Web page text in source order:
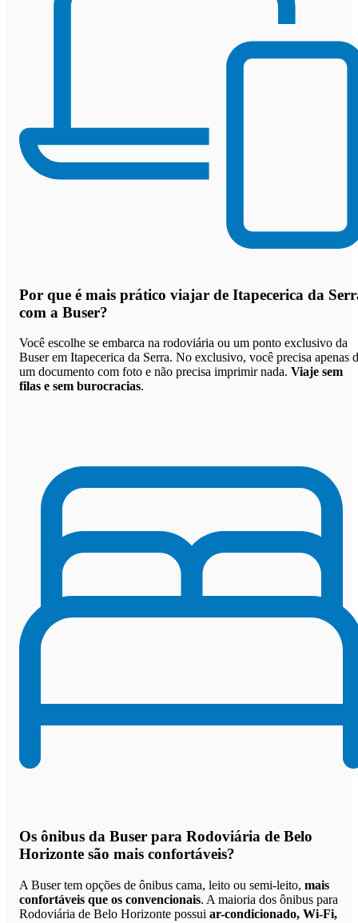
Por que é mais prático viajar de Itapecerica da
com a Buser?
Você escolhe se embarca na rodoviária ou um ponto exclusivo da
Buser em Itapecerica da Serra. No exclusivo, você precisa apenas
um documento com foto e não precisa imprimir nada. Viaje sem
filas e sem burocracias.
Os ônibus da Buser para Rodoviária de Belo
Horizonte são mais confortáveis?
A Buser tem opções de ônibus cama, leito ou semi-leito, mais
confortáveis que os convencionais. A maioria dos ônibus para
Rodoviária de Belo Horizonte possui ar-condicionado, Wi-Fi,